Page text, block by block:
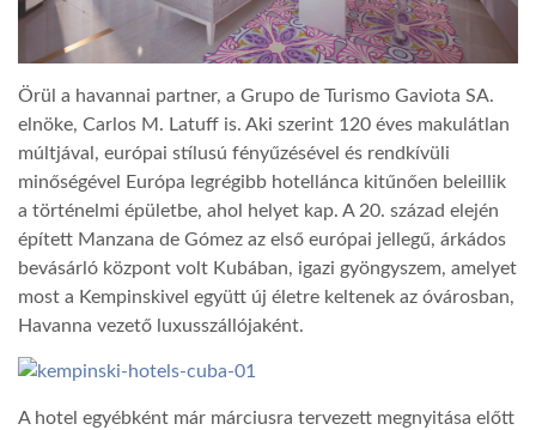
Örül a havannai partner, a Grupo de Turismo Gaviota SA.
elnöke, Carlos M. Latuff is. Aki szerint 120 éves makulátlan
múltjával, európai stílusú fényűzésével és rendkívüli
minőségével Európa legrégibb hotellánca kitűnően beleillik
a történelmi épületbe, ahol helyet kap. A 20. század elején
épített Manzana de Gómez az első európai jellegű, árkádos
bevásárló központ volt Kubában, igazi gyöngyszem, amelyet
most a Kempinskivel együtt új életre keltenek az óvárosban,
Havanna vezető luxusszállójaként.
A hotel egyébként már márciusra tervezett megnyitása előtt